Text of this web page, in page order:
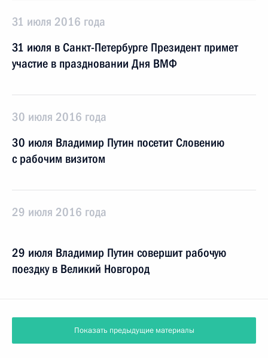
31 июля 2016 года
31 июля в Санкт-Петербурге Президент примет
участие в праздновании Дня ВМФ
30 июля 2016 года
30 июля Владимир Путин посетит Словению
с рабочим визитом
29 июля 2016 года
29 июля Владимир Путин совершит рабочую
поездку в Великий Новгород
Показать предыдущие материалы